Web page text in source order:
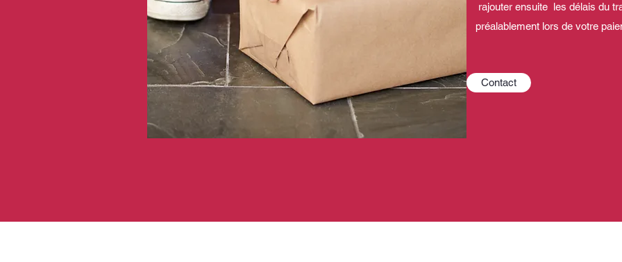
rajouter ensuite les délais du
préalablement lors de votre
Contact